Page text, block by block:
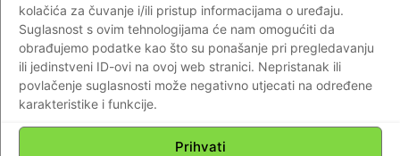
kolačića za čuvanje i/ili pristup informacijama o uređaju.
Suglasnost s ovim tehnologijama će nam omogućiti da
obrađujemo podatke kao što su ponašanje pri pregledavanju
ili jedinstveni ID-ovi na ovoj web stranici. Nepristanak ili
povlačenje suglasnosti može negativno utjecati na određene
karakteristike i funkcije.
Prihvati
Impressum Kontaktirajte nas Pravila o privatnosti
© Newspaper WordPress Theme by TagDiv